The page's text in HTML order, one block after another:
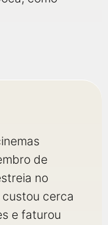
de
no
custou cerca
e faturou